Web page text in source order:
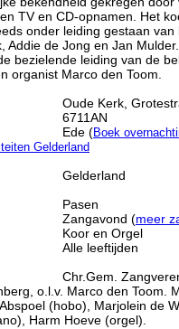
TV en CD-opnamen. Het
onder leiding gestaan van
Addie de Jong en Jan
bezielende leiding van de
organist Marco den Toom.
Oude Kerk,
6711AN
Ede (Boek
Gelderland
Gelderland
Pasen
Zangavond (meer
Koor en Orgel
Alle leeftijden
Chr.Gem.
o.l.v. Marco den Toom.
(hobo), Marjolein de
Harm Hoeve (orgel).